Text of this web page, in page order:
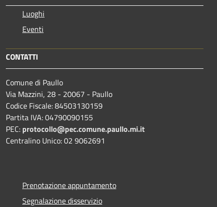
Luoghi
Eventi
CONTATTI
Comune di Paullo
Via Mazzini, 28 - 20067 - Paullo
Codice Fiscale: 84503130159
Partita IVA: 04790090155
PEC: protocollo@pec.comune.paullo.mi.it
Centralino Unico: 02 9062691
Prenotazione appuntamento
Segnalazione disservizio